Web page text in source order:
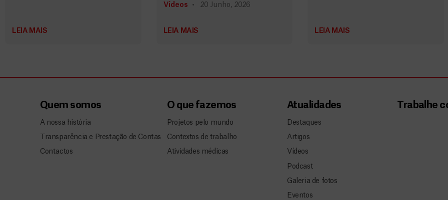
LEIA MAIS
Vídeos 20 Junho, 2026
LEIA MAIS LEIA MAIS
Quem somos
A nossa história
Transparência e Prestação de Contas
Contactos
O que fazemos
Projetos pelo mundo
Contextos de trabalho
Atividades médicas
Atualidades
Destaques
Artigos
Vídeos
Podcast
Galeria de fotos
Eventos
Trabalhe